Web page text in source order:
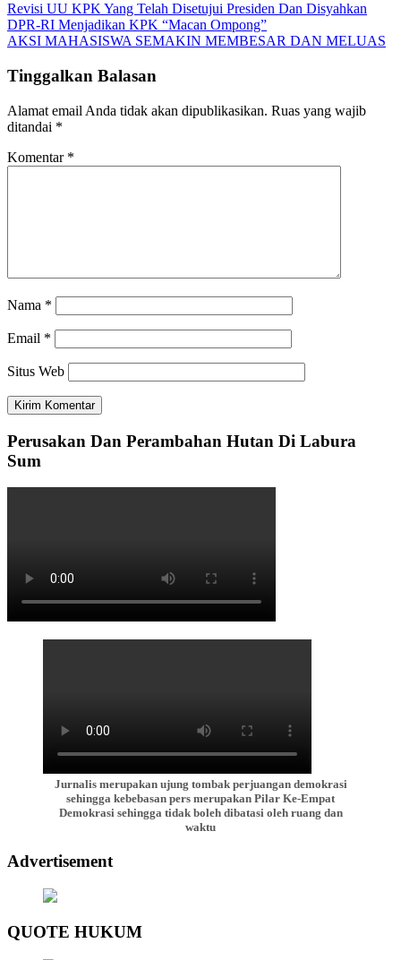
Revisi UU KPK Yang Telah Disetujui Presiden Dan Disyahkan
DPR-RI Menjadikan KPK “Macan Ompong”
AKSI MAHASISWA SEMAKIN MEMBESAR DAN MELUAS
Tinggalkan Balasan
Alamat email Anda tidak akan dipublikasikan. Ruas yang wajib
ditandai *
Komentar *
Nama *
Email *
Situs Web
Perusakan Dan Perambahan Hutan Di Labura
Sum
Jurnalis merupakan ujung tombak perjuangan demokrasi
sehingga kebebasan pers merupakan Pilar Ke-Empat
Demokrasi sehingga tidak boleh dibatasi oleh ruang dan
waktu
Advertisement
QUOTE HUKUM